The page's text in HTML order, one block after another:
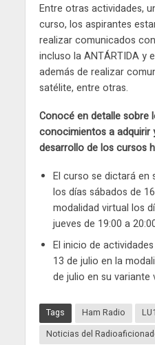
Entre otras actividades,
curso, los aspirantes
realizar comunicados
incluso la ANTÁRTIDA y
además de realizar
satélite, entre otras.
Conocé en detalle sobre
conocimientos a adquirir
desarrollo de los cursos
El curso se dictará en
los días sábados de
modalidad virtual los
jueves de 19:00 a
El inicio de
13 de julio en la
de julio en su variante
Tags Ham Radio
Noticias del